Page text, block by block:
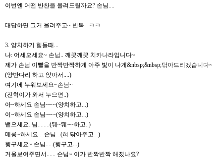
이번엔 어떤 반찬을 올려드릴까요? 손님....
대답하면 그거 올려주고~ 반복...ㅋㅋ
3. 양치하기 힘들때...
나: 어세오세요~ 손님.. 깨끗깨끗 치카나라입니다~
제가 손님 이빨을 반짝반짝하게 아주 빛이 나게&nbsp;&nbsp;닦아드리겠습니다~
(양반다리 하고 앉아서....)
여기에 누워보세요~손님~
(진혁이가 와서 누으면..)
아~하세요 손님~~~(양치하고...)
이~하세요 손님~~~(양치하고...)
뱉으세요..님........(퉤~퉤~~하고..)
메롱~하세요....손님...(혀 닦아주고...)
헹구세요~ 손님.....(헹구고...)
거울보여주면서...... 손님~ 이가 반짝반짝 해졌나요?